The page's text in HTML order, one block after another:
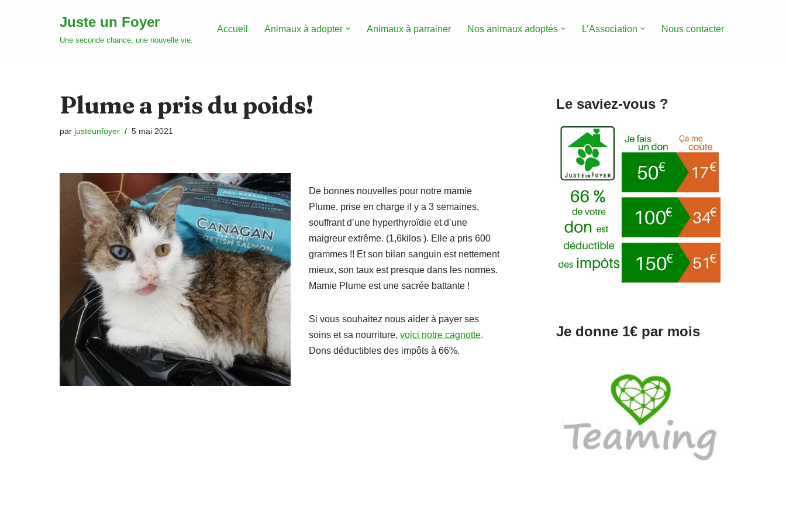
Juste un Foyer
Une seconde chance, une nouvelle vie.
Accueil Animaux à adopter Animaux à parrainer Nos animaux adoptés L’Association Nous contacter
Plume a pris du poids!
par justeunfoyer 5 mai 2021
De bonnes nouvelles pour notre mamie
Plume, prise en charge il y a 3 semaines,
souffrant d’une hyperthyroïdie et d’une
maigreur extrême. (1,6kilos ). Elle a pris 600
grammes !! Et son bilan sanguin est nettement
mieux, son taux est presque dans les normes.
Mamie Plume est une sacrée battante !
Si vous souhaitez nous aider à payer ses
soins et sa nourriture,voici notre cagnotte.
Dons déductibles des impôts à 66%.
Le saviez-vous ?
Je donne 1€ par mois